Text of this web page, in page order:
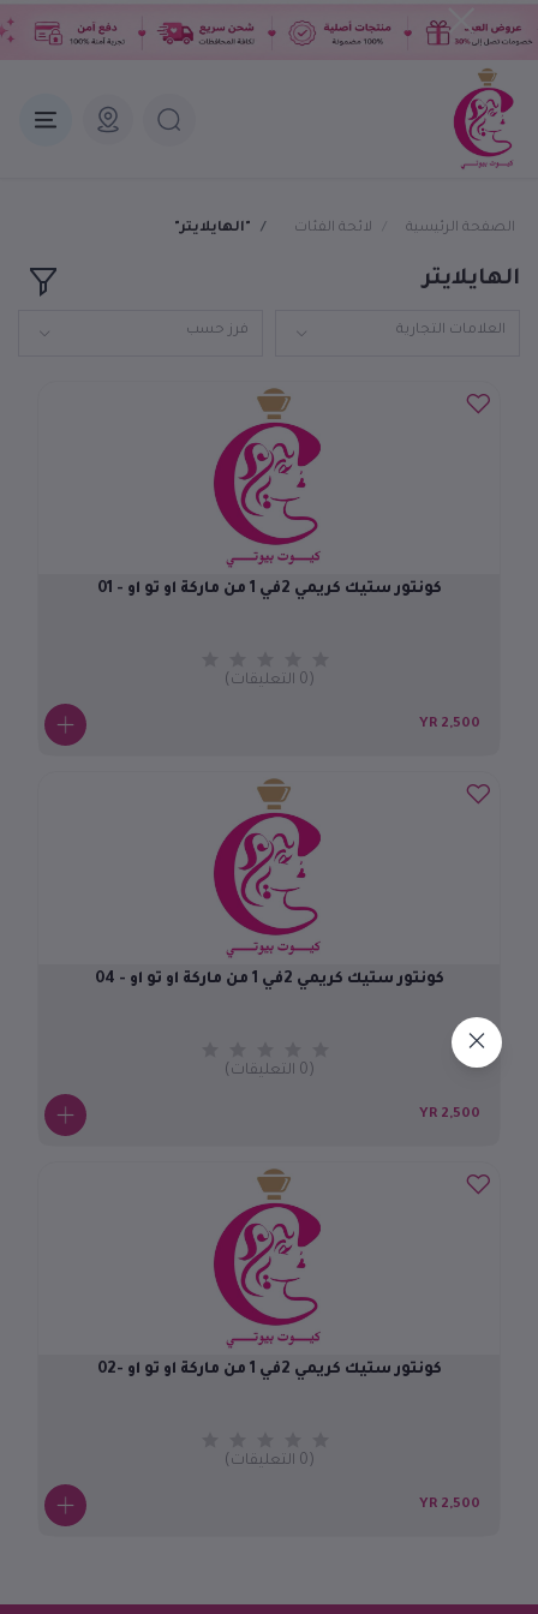
الصفحة الرئيسية لائحة الفئات "الهايلايتر"
الهايلايتر
العلامات التجارية فرز حسب
كونتور ستيك كريمي 2في 1 من ماركة او تو او - 01
(0 التعليقات)
2,500 YR
كونتور ستيك كريمي 2في 1 من ماركة او تو او - 04
(0 التعليقات)
2,500 YR
كونتور ستيك كريمي 2في 1 من ماركة او تو او -02
(0 التعليقات)
2,500 YR